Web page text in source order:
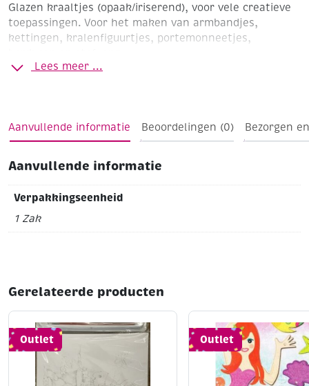
Glazen kraaltjes (opaak/iriserend), voor vele creatieve
toepassingen. Voor het maken van armbandjes,
kettingen, kralenfiguurtjes, portemonneetjes,
Lees meer ...
Aanvullende informatie Beoordelingen (0) Bezorgen
Aanvullende informatie
Verpakkingseenheid
1 Zak
Gerelateerde producten
Outlet Outlet